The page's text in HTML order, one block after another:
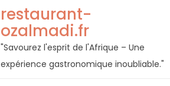
restaurant-
ozalmadi.fr
"Savourez l'esprit de l'Afrique – Une
expérience gastronomique inoubliable."